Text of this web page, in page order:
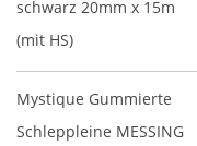
schwarz 20mm x 15m
(mit HS)
Mystique Gummierte
Schleppleine MESSING